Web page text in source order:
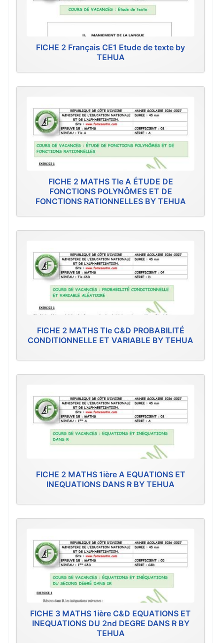
FICHE 2 Français CE1 Etude de texte by
TEHUA
FICHE 2 MATHS Tle A ÉTUDE DE
FONCTIONS POLYNÔMES ET DE
FONCTIONS RATIONNELLES BY TEHUA
FICHE 2 MATHS Tle C&D PROBABILITÉ
CONDITIONNELLE ET VARIABLE BY TEHUA
FICHE 2 MATHS 1ière A EQUATIONS ET
INEQUATIONS DANS R BY TEHUA
FICHE 3 MATHS 1ière C&D EQUATIONS ET
INEQUATIONS DU 2nd DEGRE DANS R BY
TEHUA